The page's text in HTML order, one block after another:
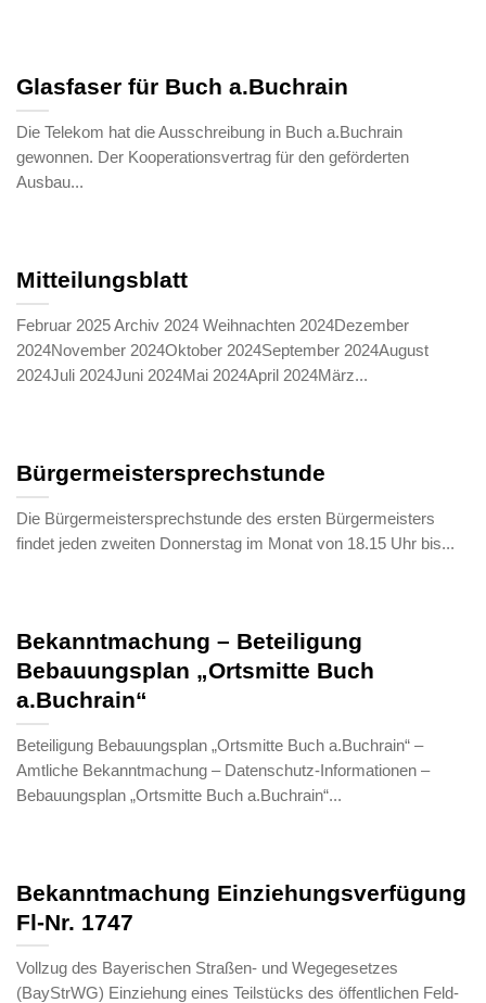
Glasfaser für Buch a.Buchrain
Die Telekom hat die Ausschreibung in Buch a.Buchrain
gewonnen. Der Kooperationsvertrag für den geförderten
Ausbau...
Mitteilungsblatt
Februar 2025 Archiv 2024 Weihnachten 2024Dezember
2024November 2024Oktober 2024September 2024August
2024Juli 2024Juni 2024Mai 2024April 2024März...
Bürgermeistersprechstunde
Die Bürgermeistersprechstunde des ersten Bürgermeisters
findet jeden zweiten Donnerstag im Monat von 18.15 Uhr bis...
Bekanntmachung – Beteiligung
Bebauungsplan „Ortsmitte Buch
a.Buchrain“
Beteiligung Bebauungsplan „Ortsmitte Buch a.Buchrain“ –
Amtliche Bekanntmachung – Datenschutz-Informationen –
Bebauungsplan „Ortsmitte Buch a.Buchrain“...
Bekanntmachung Einziehungsverfügung
Fl-Nr. 1747
Vollzug des Bayerischen Straßen- und Wegegesetzes
(BayStrWG) Einziehung eines Teilstücks des öffentlichen Feld-